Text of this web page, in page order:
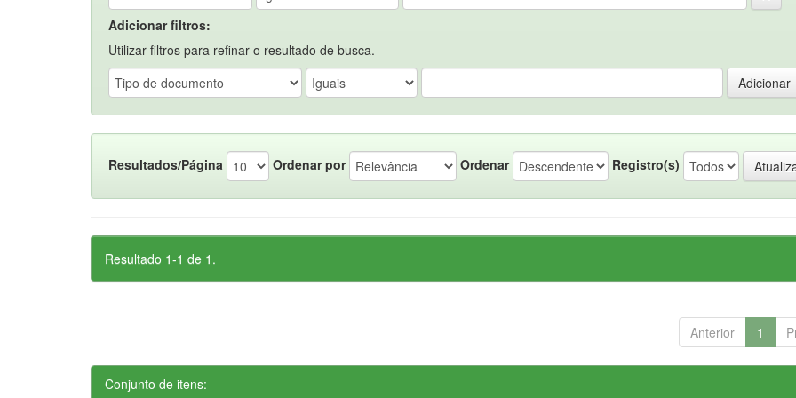
Adicionar filtros:
Utilizar filtros para refinar o resultado de busca.
Resultados/Página Ordenar por Ordenar Registro(s)
Resultado 1-1 de 1.
Anterior 1
Conjunto de itens: